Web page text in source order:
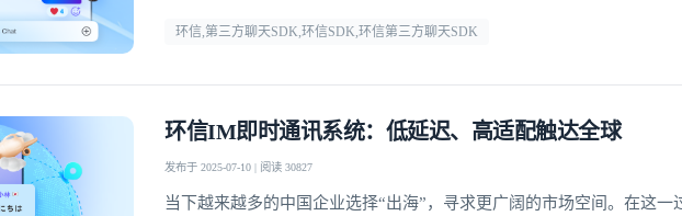
环信,第三方聊天SDK,环信SDK,环信第三方聊天SDK
环信IM即时通讯系统：低延迟、高适配触达全球
发布于 2025-07-10 | 阅读 30827
当下越来越多的中国企业选择“出海”，寻求更广阔的市场空间。在这一